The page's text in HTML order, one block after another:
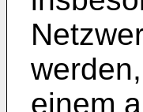
einem